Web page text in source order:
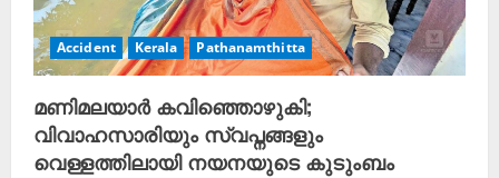
Accident Kerala Pathanamthitta
മണിമലയാർ കവിഞ്ഞൊഴുകി;
വിവാഹസാരിയും സ്വപ്നങ്ങളും
വെള്ളത്തിലായി നയനയുടെ കുടുംബം